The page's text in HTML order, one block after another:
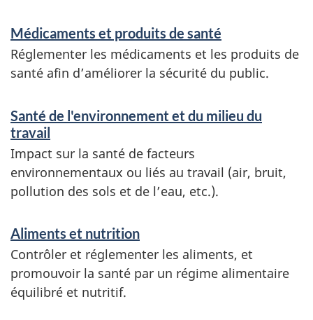
i
c
e
s
a
n
d
i
n
f
o
Médicaments et produits de santé
Réglementer les médicaments et les produits de
santé afin d’améliorer la sécurité du public.
Santé de l'environnement et du milieu du
travail
Impact sur la santé de facteurs
environnementaux ou liés au travail (air, bruit,
pollution des sols et de l’eau, etc.).
Aliments et nutrition
Contrôler et réglementer les aliments, et
promouvoir la santé par un régime alimentaire
équilibré et nutritif.